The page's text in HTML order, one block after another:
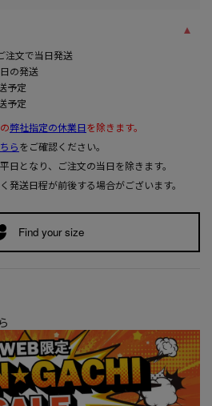
注文で当日発送
の発送
予定
予定
弊社指定の休業日を除きます。
らをご確認ください。
となり、ご注文の当日を除きます。
送日程が前後する場合がございます。
Find your size